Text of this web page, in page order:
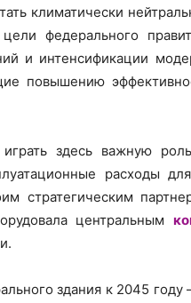
климатически
федерального
и интенсификации
повышению
здесь важную
расходы
стратегическим
центральным
здания к 2045 году